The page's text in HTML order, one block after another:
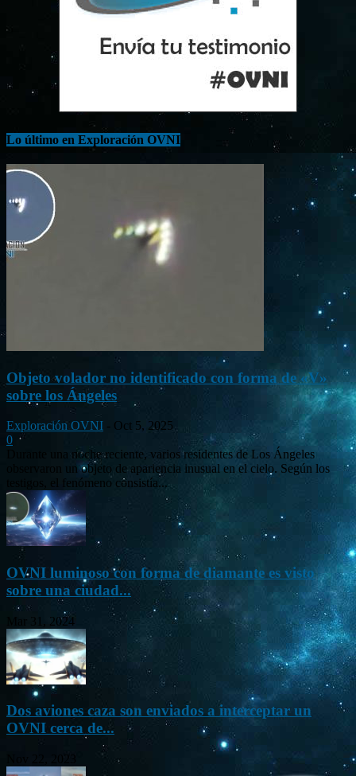
Lo último en Exploración OVNI
Objeto volador no identificado con forma de «V»
sobre los Ángeles
Exploración OVNI - Oct 5, 2025
0
Durante una noche reciente, varios residentes de Los Ángeles
observaron un objeto de apariencia inusual en el cielo. Según los
testigos, el fenómeno consistía...
OVNI luminoso con forma de diamante es visto
sobre una ciudad...
Mar 31, 2024
Dos aviones caza son enviados a interceptar un
OVNI cerca de...